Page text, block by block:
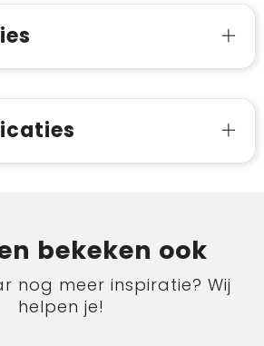
bekeken ook
nog meer inspiratie? Wij
helpen je!